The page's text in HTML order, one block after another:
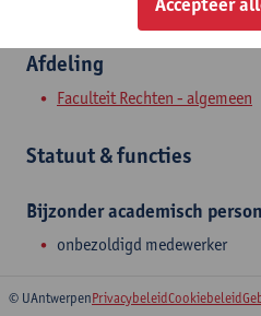
Afdeling
Faculteit Rechten - algemeen
Statuut & functies
Bijzonder academisch
onbezoldigd medewerker
© UAntwerpenPrivacybeleidCookiebeleid